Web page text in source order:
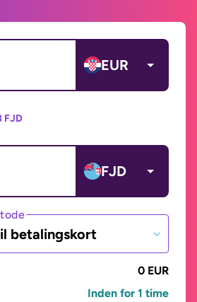
EUR
FJD
FJD
betalingskort
0 EUR
Inden for 1 time